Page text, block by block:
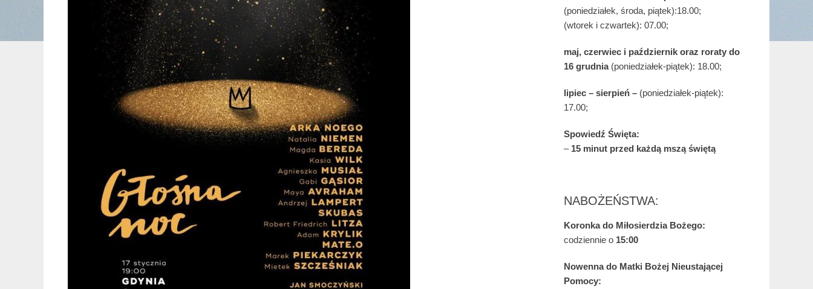
(poniedziałek, środa, piątek):18.00;
(wtorek i czwartek): 07.00;
maj, czerwiec i październik oraz roraty do
16 grudnia (poniedziałek-piątek): 18.00;
lipiec – sierpień – (poniedziałek-piątek):
17.00;
Spowiedź Święta:
– 15 minut przed każdą mszą świętą
NABOŻEŃSTWA:
Koronka do Miłosierdzia Bożego:
codziennie o 15:00
Nowenna do Matki Bożej Nieustającej
Pomocy: